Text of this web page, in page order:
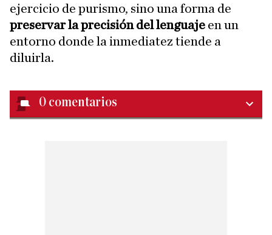
ejercicio de purismo, sino una forma de
preservar la precisión del lenguaje en un
entorno donde la inmediatez tiende a
diluirla.
0 comentarios